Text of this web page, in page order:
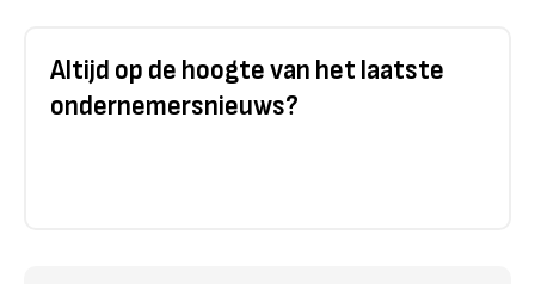
Altijd op de hoogte van het laatste
ondernemersnieuws?